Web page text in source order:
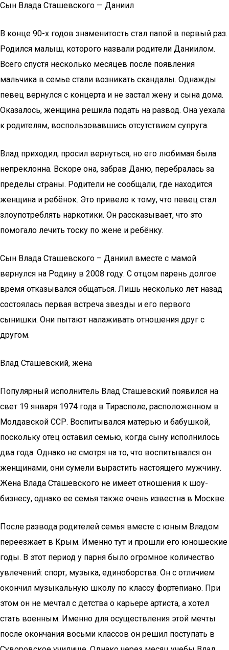
Сын Влада Сташевского — Даниил
В конце 90-х годов знаменитость стал папой в первый раз.
Родился малыш, которого назвали родители Даниилом.
Всего спустя несколько месяцев после появления
мальчика в семье стали возникать скандалы. Однажды
певец вернулся с концерта и не застал жену и сына дома.
Оказалось, женщина решила подать на развод. Она уехала
к родителям, воспользовавшись отсутствием супруга.
Влад приходил, просил вернуться, но его любимая была
непреклонна. Вскоре она, забрав Даню, перебралась за
пределы страны. Родители не сообщали, где находится
женщина и ребёнок. Это привело к тому, что певец стал
злоупотреблять наркотики. Он рассказывает, что это
помогало лечить тоску по жене и ребёнку.
Сын Влада Сташевского – Даниил вместе с мамой
вернулся на Родину в 2008 году. С отцом парень долгое
время отказывался общаться. Лишь несколько лет назад
состоялась первая встреча звезды и его первого
сынишки. Они пытают налаживать отношения друг с
другом.
Влад Сташевский, жена
Популярный исполнитель Влад Сташевский появился на
свет 19 января 1974 года в Тирасполе, расположенном в
Молдавской ССР. Воспитывался матерью и бабушкой,
поскольку отец оставил семью, когда сыну исполнилось
два года. Однако не смотря на то, что воспитывался он
женщинами, они сумели вырастить настоящего мужчину.
Жена Влада Сташевского не имеет отношения к шоу-
бизнесу, однако ее семья также очень известна в Москве.
После развода родителей семья вместе с юным Владом
переезжает в Крым. Именно тут и прошли его юношеские
годы. В этот период у парня было огромное количество
увлечений: спорт, музыка, единоборства. Он с отличием
окончил музыкальную школу по классу фортепиано. При
этом он не мечтал с детства о карьере артиста, а хотел
стать военным. Именно для осуществления этой мечты
после окончания восьми классов он решил поступать в